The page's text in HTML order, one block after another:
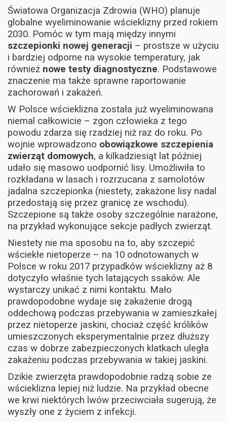
Światowa Organizacja Zdrowia (WHO) planuje
globalne wyeliminowanie wścieklizny przed rokiem
2030. Pomóc w tym mają między innymi
szczepionki nowej generacji – prostsze w użyciu
i bardziej odporne na wysokie temperatury, jak
również nowe testy diagnostyczne. Podstawowe
znaczenie ma także sprawne raportowanie
zachorowań i zakażeń.
W Polsce wścieklizna została już wyeliminowana
niemal całkowicie – zgon człowieka z tego
powodu zdarza się rzadziej niż raz do roku. Po
wojnie wprowadzono obowiązkowe szczepienia
zwierząt domowych, a kilkadziesiąt lat później
udało się masowo uodpornić lisy. Umożliwiła to
rozkładana w lasach i rozrzucana z samolotów
jadalna szczepionka (niestety, zakażone lisy nadal
przedostają się przez granicę ze wschodu).
Szczepione są także osoby szczególnie narażone,
na przykład wykonujące sekcje padłych zwierząt.
Niestety nie ma sposobu na to, aby szczepić
wściekłe nietoperze – na 10 odnotowanych w
Polsce w roku 2017 przypadków wścieklizny aż 8
dotyczyło właśnie tych latających ssaków. Ale
wystarczy unikać z nimi kontaktu. Mało
prawdopodobne wydaje się zakażenie drogą
oddechową podczas przebywania w zamieszkałej
przez nietoperze jaskini, chociaż część królików
umieszczonych eksperymentalnie przez dłuższy
czas w dobrze zabezpieczonych klatkach uległa
zakażeniu podczas przebywania w takiej jaskini.
Dzikie zwierzęta prawdopodobnie radzą sobie ze
wścieklizna lepiej niż ludzie. Na przykład obecne
we krwi niektórych lwów przeciwciała sugerują, że
wyszły one z życiem z infekcji.